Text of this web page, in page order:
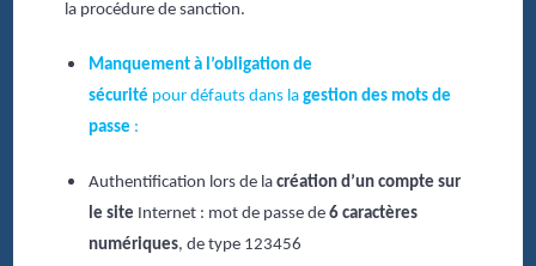
la procédure de sanction.
Manquement à l’obligation de
sécurité pour défauts dans la gestion des mots de
passe :
Authentification lors de la création d’un compte sur
le site Internet : mot de passe de 6 caractères
numériques, de type 123456